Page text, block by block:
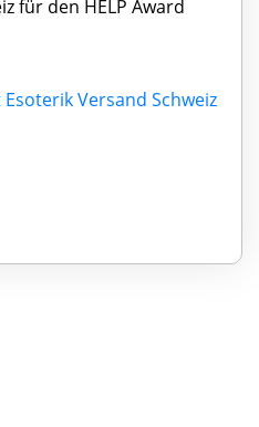
für den HELP Award
Esoterik Versand Schweiz